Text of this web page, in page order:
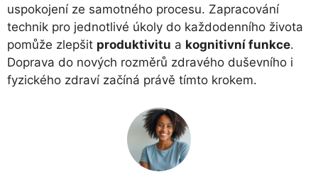
uspokojení ze samotného procesu. Zapracování
technik pro jednotlivé úkoly do každodenního života
pomůže zlepšit produktivitu a kognitivní funkce.
Doprava do nových rozměrů zdravého duševního i
fyzického zdraví začíná právě tímto krokem.